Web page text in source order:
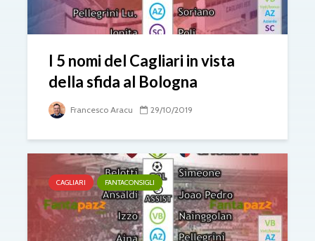
I 5 nomi del Cagliari in vista
della sfida al Bologna
Francesco Aracu 29/10/2019
CAGLIARI FANTACONSIGLI